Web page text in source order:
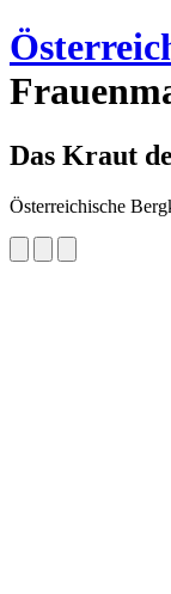
Das Kraut
Österreichische